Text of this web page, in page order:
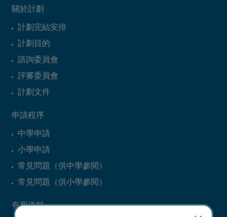
關於計劃
計劃完結安排
計劃目的
諮詢委員會
評審委員會
計劃文件
申請程序
中學申請
小學申請
常見問題（供中學參閱）
常見問題（供小學參閱）
有用資料